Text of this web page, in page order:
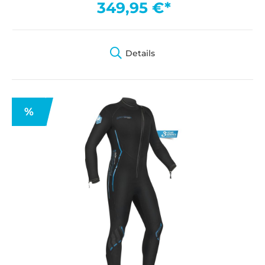
349,95 €*
Details
%